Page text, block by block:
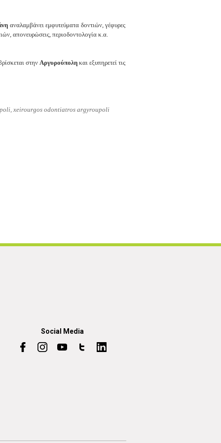
αναλαμβάνει εμφυτεύματα δοντιών, γέφυρες
απονευρώσεις, περιοδοντολογία κ.α.
στην Αργυρούπολη και εξυπηρετεί τις
xeirourgos odontiatros argyroupoli
Social Media